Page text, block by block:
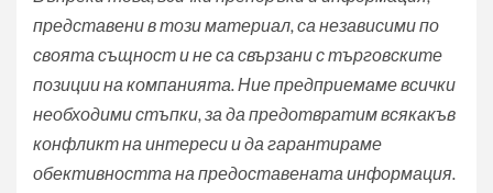
представени в този материал, са независими по
своята същност и не са свързани с търговските
позиции на компанията. Ние предприемаме всички
необходими стъпки, за да предотвратим всякакъв
конфликт на интереси и да гарантираме
обективността на предоставената информация.